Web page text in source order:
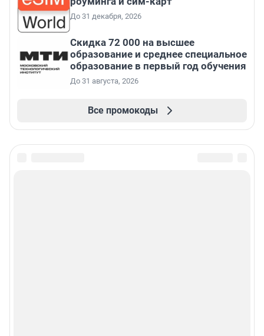
До 31 декабря, 2026
Скидка 72 000 на высшее
образование и среднее специальное
образование в первый год обучения
До 31 августа, 2026
Все промокоды